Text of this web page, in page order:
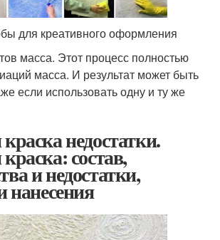
для креативного оформления
масса. Этот процесс полностью
масса. И результат может быть
если использовать одну и ту же
недостатки.
состав,
и недостатки,
нанесения